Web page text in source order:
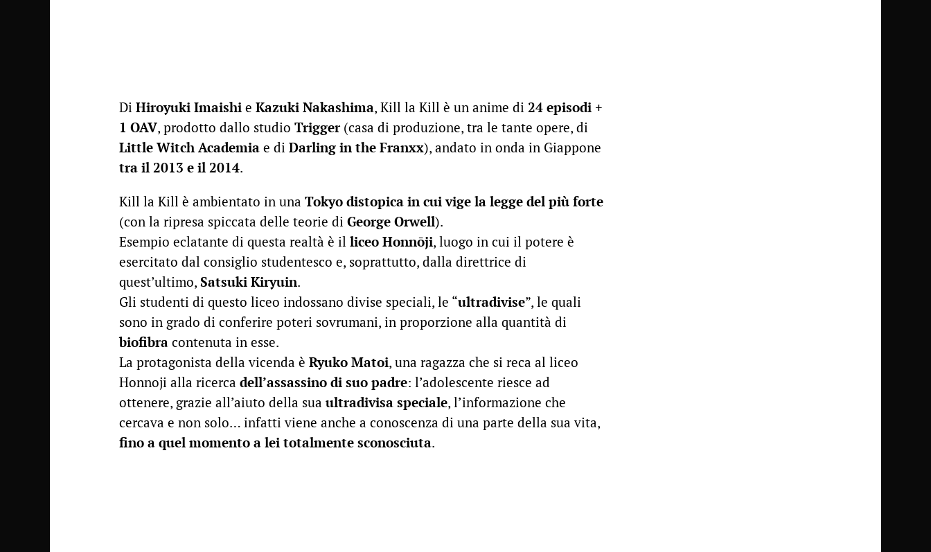
Di Hiroyuki Imaishi e Kazuki Nakashima, Kill la Kill è un anime di 24 episodi +
1 OAV, prodotto dallo studio Trigger (casa di produzione, tra le tante opere, di
Little Witch Academia e di Darling in the Franxx), andato in onda in Giappone
tra il 2013 e il 2014.
Kill la Kill è ambientato in una Tokyo distopica in cui vige la legge del più forte
(con la ripresa spiccata delle teorie di George Orwell).
Esempio eclatante di questa realtà è il liceo Honnōji, luogo in cui il potere è
esercitato dal consiglio studentesco e, soprattutto, dalla direttrice di
quest’ultimo, Satsuki Kiryuin.
Gli studenti di questo liceo indossano divise speciali, le “ultradivise”, le quali
sono in grado di conferire poteri sovrumani, in proporzione alla quantità di
biofibra contenuta in esse.
La protagonista della vicenda è Ryuko Matoi, una ragazza che si reca al liceo
Honnoji alla ricerca dell’assassino di suo padre: l’adolescente riesce ad
ottenere, grazie all’aiuto della sua ultradivisa speciale, l’informazione che
cercava e non solo… infatti viene anche a conoscenza di una parte della sua vita,
fino a quel momento a lei totalmente sconosciuta.